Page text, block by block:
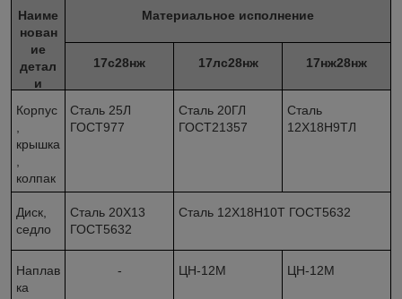
Наиме
нован
ие
детал
и
Материальное исполнение
17с28нж 17лс28нж 17нж28нж
Корпус
крышка
колпак
Сталь 25Л
ГОСТ977
Сталь 20ГЛ
ГОСТ21357
Сталь
12Х18Н9ТЛ
Диск,
седло
Сталь 20Х13
ГОСТ5632
Сталь 12Х18Н10Т ГОСТ5632
Наплав
ка
- ЦН-12М ЦН-12М